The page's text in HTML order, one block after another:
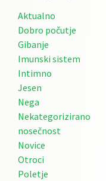
Aktualno
Dobro počutje
Gibanje
Imunski sistem
Intimno
Jesen
Nega
Nekategorizirano
nosečnost
Novice
Otroci
Poletje